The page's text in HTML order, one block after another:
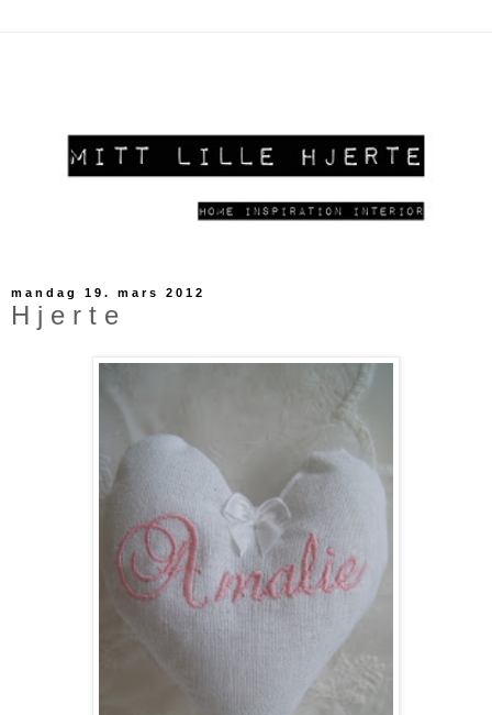
mandag 19. mars 2012
H j e r t e